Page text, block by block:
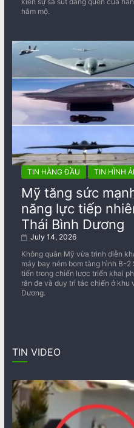
hâm mộ.
TIN HÀNG ĐẦU TIN HÌNH
Mỹ tăng sức
năng lực tiếp
Thái Bình Dương
July 14, 2026
Không quân Mỹ vừa trình diễn
máy bay ném bom tàng hình B-
tiến trong chiến lược triển khai
răn đe và duy trì tác chiến ở khu
Dương.
TIN VIDEO